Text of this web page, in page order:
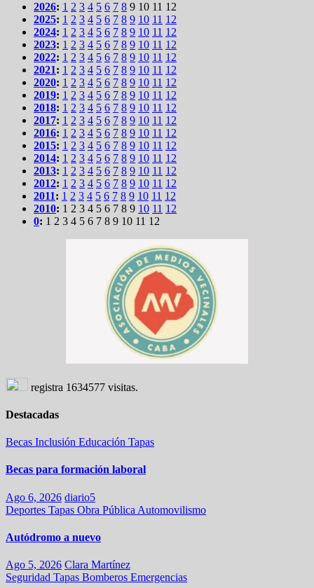
2026: 1 2 3 4 5 6 7 8 9 10 11 12
2025: 1 2 3 4 5 6 7 8 9 10 11 12
2024: 1 2 3 4 5 6 7 8 9 10 11 12
2023: 1 2 3 4 5 6 7 8 9 10 11 12
2022: 1 2 3 4 5 6 7 8 9 10 11 12
2021: 1 2 3 4 5 6 7 8 9 10 11 12
2020: 1 2 3 4 5 6 7 8 9 10 11 12
2019: 1 2 3 4 5 6 7 8 9 10 11 12
2018: 1 2 3 4 5 6 7 8 9 10 11 12
2017: 1 2 3 4 5 6 7 8 9 10 11 12
2016: 1 2 3 4 5 6 7 8 9 10 11 12
2015: 1 2 3 4 5 6 7 8 9 10 11 12
2014: 1 2 3 4 5 6 7 8 9 10 11 12
2013: 1 2 3 4 5 6 7 8 9 10 11 12
2012: 1 2 3 4 5 6 7 8 9 10 11 12
2011: 1 2 3 4 5 6 7 8 9 10 11 12
2010: 1 2 3 4 5 6 7 8 9 10 11 12
0: 1 2 3 4 5 6 7 8 9 10 11 12
registra 1634577 visitas.
Destacadas
Becas Inclusión Educación Tapas
Becas para formación laboral
Ago 6, 2026 diario5
Deportes Tapas Obra Pública Automovilismo
Autódromo a nuevo
Ago 5, 2026 Clara Martínez
Seguridad Tapas Bomberos Emergencias